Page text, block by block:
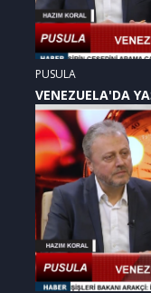
PUSULA
VENEZUELA'DA
(07.01.2026)